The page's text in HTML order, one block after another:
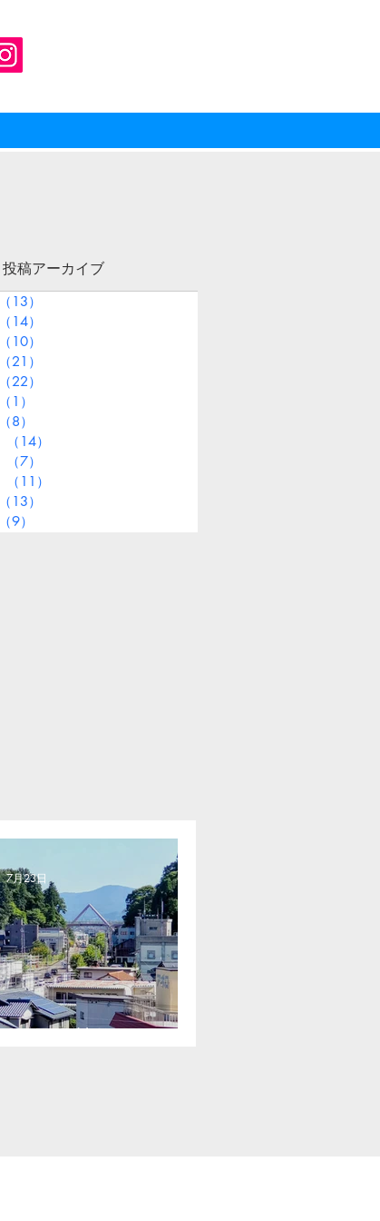
投稿アーカイブ
（13）
（14）
（10）
（21）
（22）
（1）
（8）
（14）
（7）
（11）
（13）
（9）
無理は禁物
7月23日